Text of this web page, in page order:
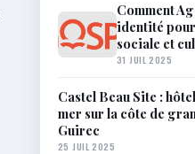
Comment
identité
sociale et
31 JUIL 2025
Castel Beau Site :
mer sur la côte de
Guirec
25 JUIL 2025